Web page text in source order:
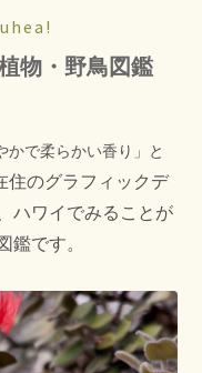
物・野鳥図鑑
かで柔らかい香り」と
住のグラフィックデ
ハワイでみることが
鑑です。